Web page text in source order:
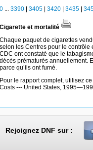
0 ... 3390 3405 3420 3435
Cigarette et mortalité
Chaque paquet de cigarettes
selon les Centres pour le contrôle
CDC ont constaté que le
décès prématurés annuellement.
parce qu’ils ont fumé.
Pour le rapport complet, utilisez ce
Costs --- United States,
Rejoignez DNF sur :